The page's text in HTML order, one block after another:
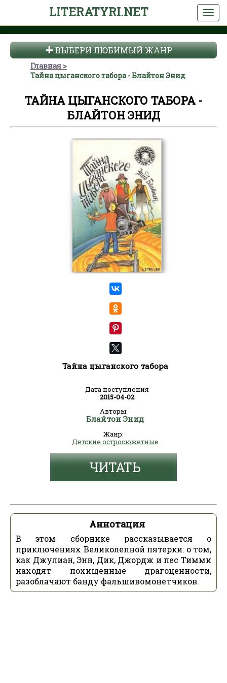
LITERATYRI.NET
ВЫБЕРИ ЛЮБИМЫЙ ЖАНР
Главная
Тайна цыганского табора - Блайтон Энид
ТАЙНА ЦЫГАНСКОГО ТАБОРА -
БЛАЙТОН ЭНИД
Тайна цыганского табора
Дата поступления
2015-04-02
Авторы:
Блайтон Энид
Жанр:
Детские остросюжетные
ЧИТАТЬ
Аннотация
В этом сборнике рассказывается о
приключениях Великолепной пятерки: о том,
как Джулиан, Энн, Дик, Джордж и пес Тимми
находят похищенные драгоценности,
разоблачают банду фальшивомонетчиков.